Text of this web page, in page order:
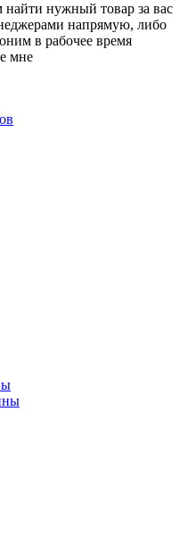
нужный товар за вас
напрямую, либо
в рабочее время
мне